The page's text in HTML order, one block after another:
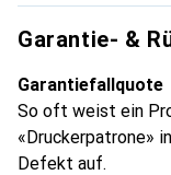
Garantie- &
Garantiefallquote
So oft weist ein
«Druckerpatrone»
Defekt auf.